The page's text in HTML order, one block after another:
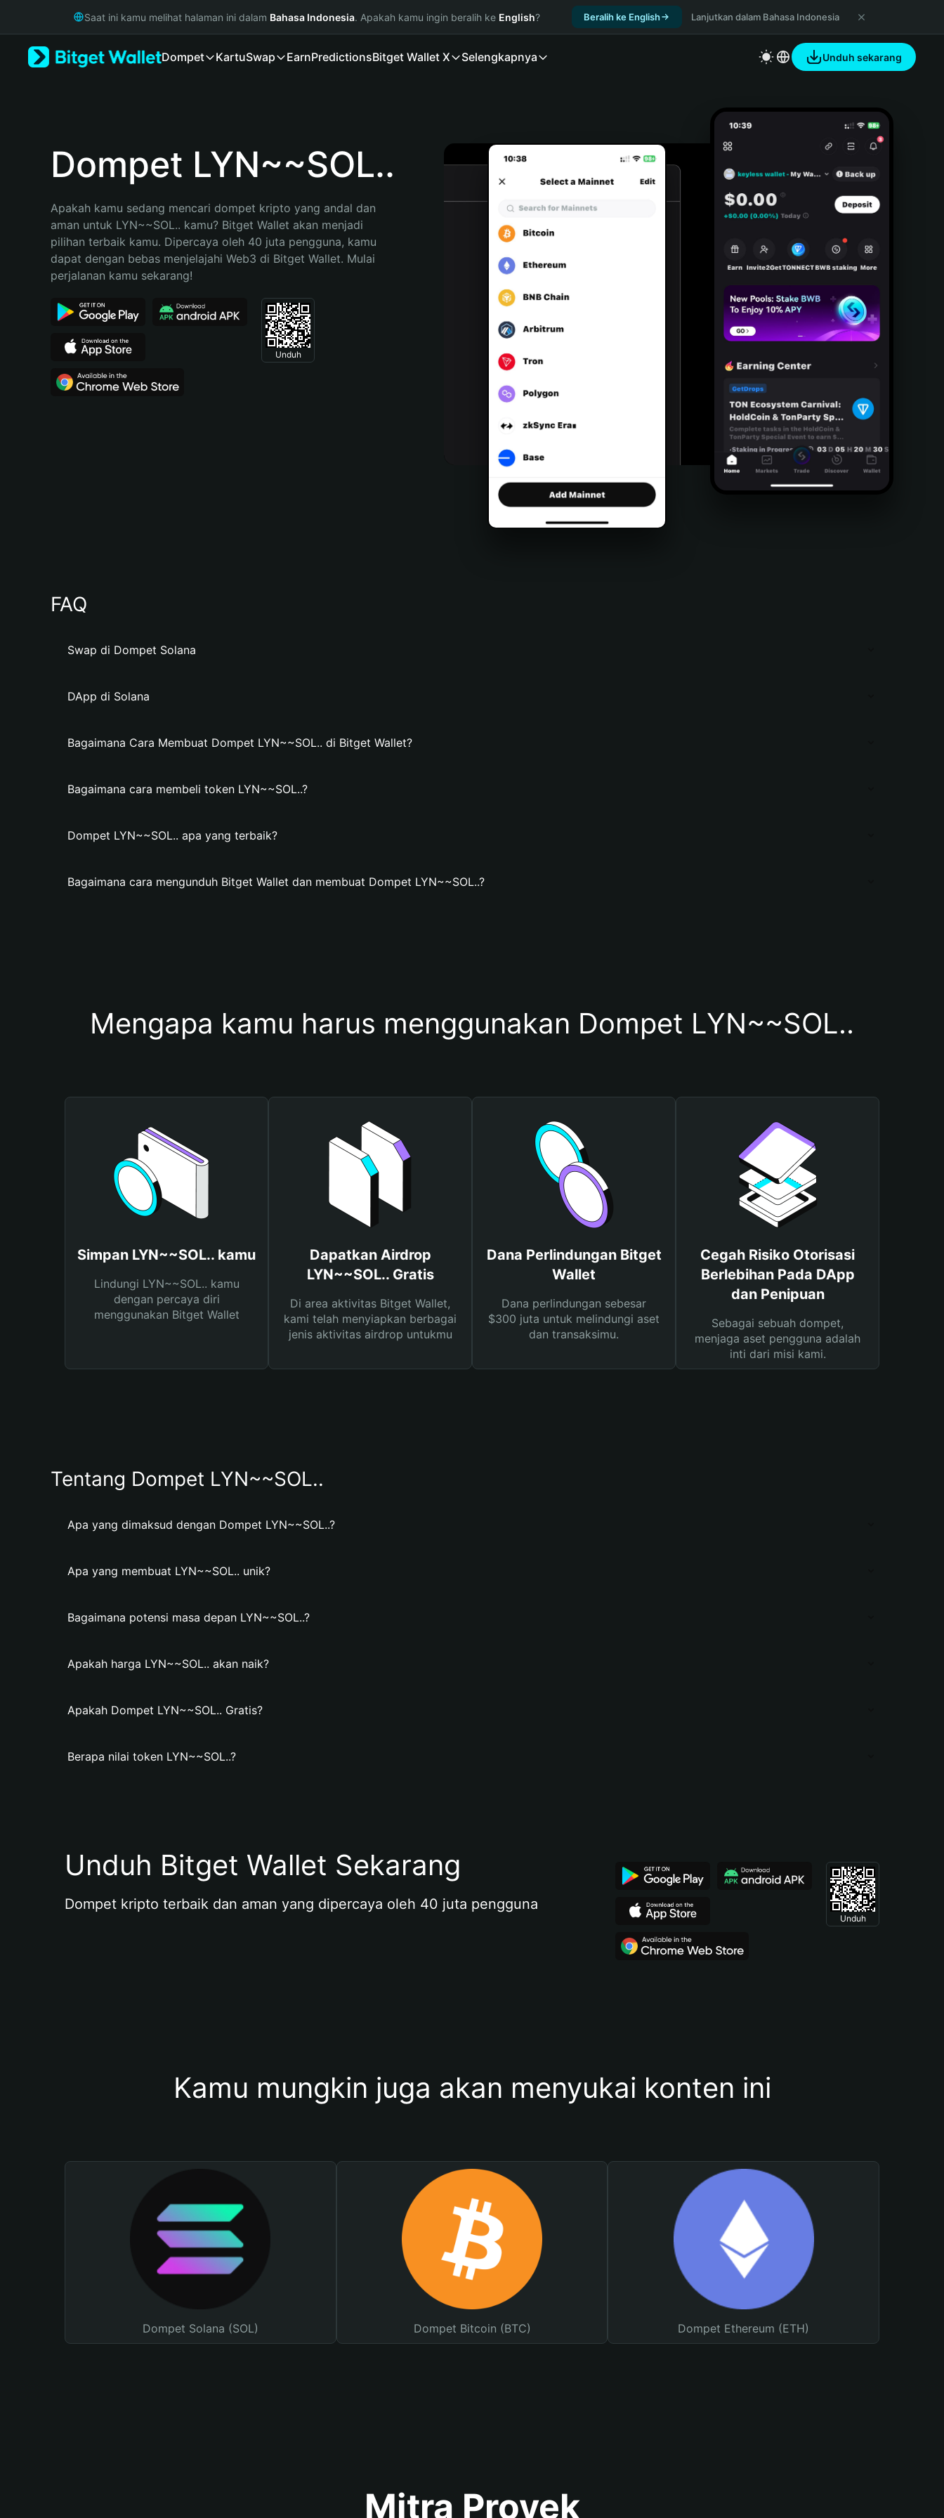
Русский
Bahasa Indonesia
Español (Argentina)
Saat ini kamu melihat halaman ini dalam Bahasa Indonesia. Apakah kamu ingin beralih ke English? Beralih ke English Lanjutkan dalam Bahasa Indonesia
Dompet KartuSwap EarnPredictionsBitget Wallet X Selengkapnya Unduh sekarang
Dompet LYN~~SOL..
Apakah kamu sedang mencari dompet kripto yang andal dan
aman untuk LYN~~SOL.. kamu? Bitget Wallet akan menjadi
pilihan terbaik kamu. Dipercaya oleh 40 juta pengguna, kamu
dapat dengan bebas menjelajahi Web3 di Bitget Wallet. Mulai
perjalanan kamu sekarang!
Unduh
FAQ
Swap di Dompet Solana
DApp di Solana
Bagaimana Cara Membuat Dompet LYN~~SOL.. di Bitget Wallet?
Bagaimana cara membeli token LYN~~SOL..?
Dompet LYN~~SOL.. apa yang terbaik?
Bagaimana cara mengunduh Bitget Wallet dan membuat Dompet LYN~~SOL..?
Mengapa kamu harus menggunakan Dompet LYN~~SOL..
Simpan LYN~~SOL.. kamu
Lindungi LYN~~SOL.. kamu
dengan percaya diri
menggunakan Bitget Wallet
Dapatkan Airdrop
LYN~~SOL.. Gratis
Di area aktivitas Bitget Wallet,
kami telah menyiapkan berbagai
jenis aktivitas airdrop untukmu
Dana Perlindungan Bitget
Wallet
Dana perlindungan sebesar
$300 juta untuk melindungi aset
dan transaksimu.
Cegah Risiko Otorisasi
Berlebihan Pada DApp
dan Penipuan
Sebagai sebuah dompet,
menjaga aset pengguna adalah
inti dari misi kami.
Tentang Dompet LYN~~SOL..
Apa yang dimaksud dengan Dompet LYN~~SOL..?
Apa yang membuat LYN~~SOL.. unik?
Bagaimana potensi masa depan LYN~~SOL..?
Apakah harga LYN~~SOL.. akan naik?
Apakah Dompet LYN~~SOL.. Gratis?
Berapa nilai token LYN~~SOL..?
Unduh Bitget Wallet Sekarang
Dompet kripto terbaik dan aman yang dipercaya oleh 40 juta pengguna
Unduh
Kamu mungkin juga akan menyukai konten ini
Dompet Solana (SOL) Dompet Bitcoin (BTC) Dompet Ethereum (ETH)
Mitra Proyek